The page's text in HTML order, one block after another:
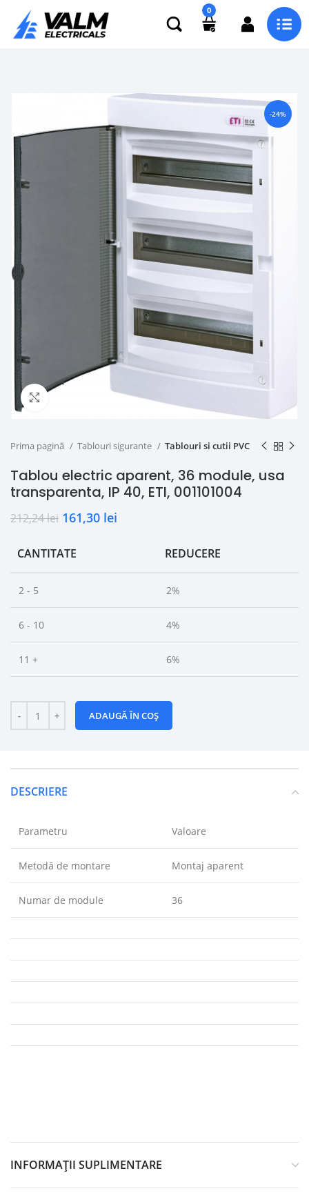
0
-24%
Prima pagină Tablouri sigurante Tablouri si cutii PVC
Tablou electric aparent, 36 module, usa
transparenta, IP 40, ETI, 001101004
212,24lei 161,30 lei
CANTITATE REDUCERE
2 - 5 2%
6 - 10 4%
11 + 6%
ADAUGĂ ÎN COȘ
DESCRIERE
Parametru Valoare
Metodă de montare Montaj aparent
Numar de module 36
INFORMAȚII SUPLIMENTARE